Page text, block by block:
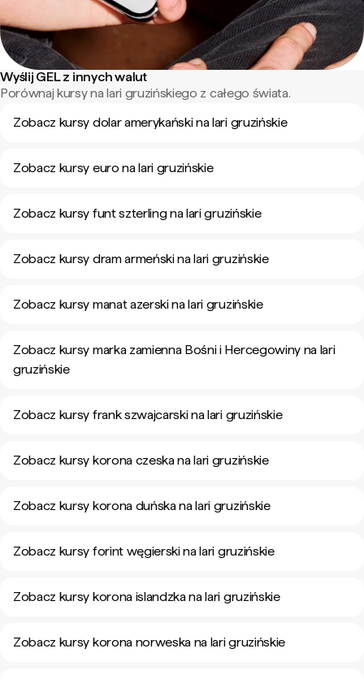
Wyślij GEL z innych walut
Porównaj kursy na lari gruzińskiego z całego świata.
Zobacz kursy dolar amerykański na lari gruzińskie
Zobacz kursy euro na lari gruzińskie
Zobacz kursy funt szterling na lari gruzińskie
Zobacz kursy dram armeński na lari gruzińskie
Zobacz kursy manat azerski na lari gruzińskie
Zobacz kursy marka zamienna Bośni i Hercegowiny na lari
gruzińskie
Zobacz kursy frank szwajcarski na lari gruzińskie
Zobacz kursy korona czeska na lari gruzińskie
Zobacz kursy korona duńska na lari gruzińskie
Zobacz kursy forint węgierski na lari gruzińskie
Zobacz kursy korona islandzka na lari gruzińskie
Zobacz kursy korona norweska na lari gruzińskie